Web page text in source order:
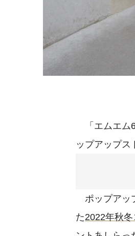
「エムエム
ップアップス
ポップアッ
た2022年秋